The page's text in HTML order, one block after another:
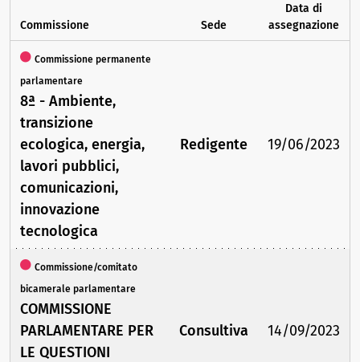
Commissione Sede
Data di
assegnazione
Commissione permanente
parlamentare
8ª - Ambiente,
transizione
ecologica, energia,
lavori pubblici,
comunicazioni,
innovazione
tecnologica
Redigente 19/06/2023
Commissione/comitato
bicamerale parlamentare
COMMISSIONE
PARLAMENTARE PER
LE QUESTIONI
Consultiva 14/09/2023